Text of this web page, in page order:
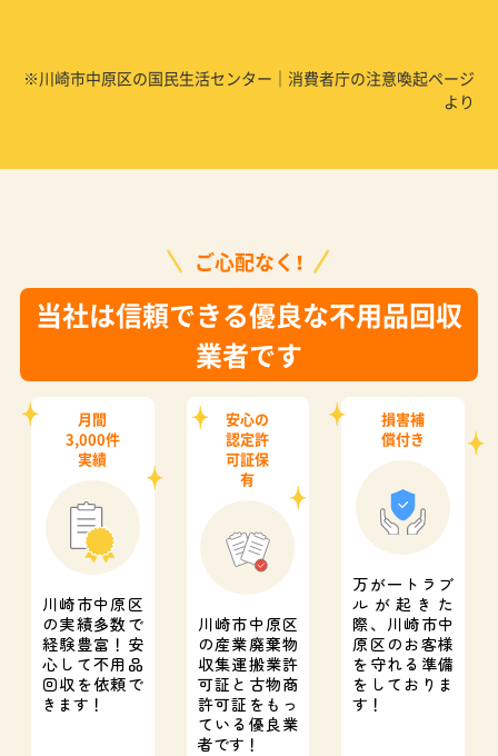
※川崎市中原区の国民生活センター｜消費者庁の注意喚起ページ
より
ご心配なく！
当社は信頼できる優良な不用品回収
業者です
月間
3,000件
実績
川崎市中原区
の実績多数で
経験豊富！ 安
心して不用品
回収を依頼で
きます！
安心の
認定許
可証保
有
川崎市中原区
の産業廃棄物
収集運搬業許
可証と 古物商
許可証をもっ
ている優良業
者です！
損害補
償付き
万が一トラブ
ルが起きた
際、 川崎市中
原区のお客様
を守れる準備
をしておりま
す！